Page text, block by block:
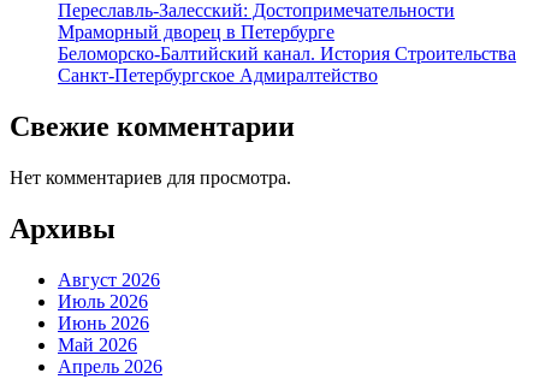
Переславль-Залесский: Достопримечательности
Мраморный дворец в Петербурге
Беломорско-Балтийский канал. История Строительства
Санкт-Петербургское Адмиралтейство
Свежие комментарии
Нет комментариев для просмотра.
Архивы
Август 2026
Июль 2026
Июнь 2026
Май 2026
Апрель 2026